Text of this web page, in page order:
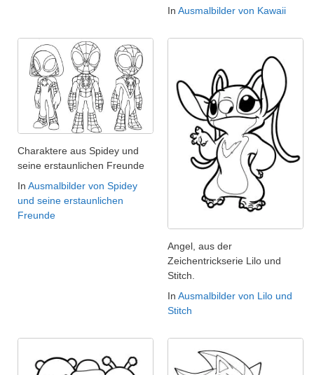
In Ausmalbilder von Kawaii
Charaktere aus Spidey und
seine erstaunlichen Freunde
In Ausmalbilder von Spidey
und seine erstaunlichen
Freunde
Angel, aus der
Zeichentrickserie Lilo und
Stitch.
In Ausmalbilder von Lilo und
Stitch